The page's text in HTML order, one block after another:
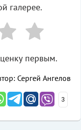
галерее.
первым.
Сергей Ангелов
3